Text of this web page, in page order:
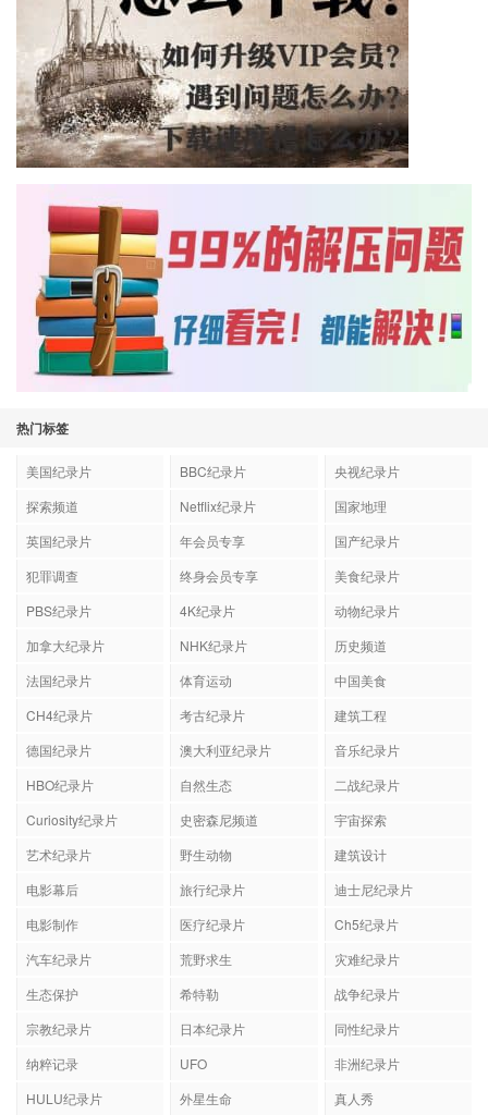
热门标签
美国纪录片 BBC纪录片
央视纪录片
探索频道
Netflix纪录片
国家地理
英国纪录片
年会员专享
国产纪录片
犯罪调查
终身会员专享
美食纪录片
PBS纪录片
4K纪录片
动物纪录片
加拿大纪录片
NHK纪录片
历史频道
法国纪录片
体育运动
中国美食
CH4纪录片
考古纪录片
建筑工程
德国纪录片
澳大利亚纪录片
音乐纪录片
HBO纪录片
自然生态
二战纪录片
Curiosity纪录片
史密森尼频道
宇宙探索
艺术纪录片
野生动物
建筑设计
电影幕后
旅行纪录片
迪士尼纪录片
电影制作
医疗纪录片
Ch5纪录片
汽车纪录片
荒野求生
灾难纪录片
生态保护
希特勒
战争纪录片
宗教纪录片
日本纪录片
同性纪录片
纳粹记录
UFO
非洲纪录片
HULU纪录片
外星生命
真人秀